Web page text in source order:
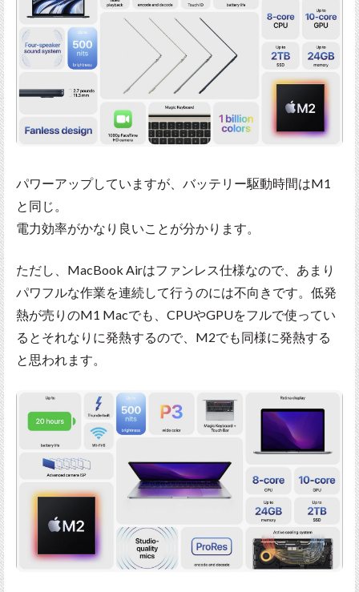
パワーアップしていますが、バッテリー駆動時間はM1
と同じ。
電力効率がかなり良いことが分かります。
ただし、MacBook Airはファンレス仕様なので、あまり
パワフルな作業を連続して行うのには不向きです。低発
熱が売りのM1 Macでも、CPUやGPUをフルで使ってい
るとそれなりに発熱するので、M2でも同様に発熱する
と思われます。